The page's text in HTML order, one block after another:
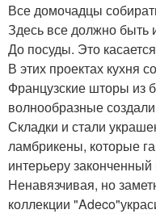
Все домочадцы
Здесь все должно быть
До посуды. Это
В этих проектах кухня
Французские шторы из
волнообразные
Складки и стали
ламбрикены, которые
интерьеру
Ненавязчивая, но
коллекции